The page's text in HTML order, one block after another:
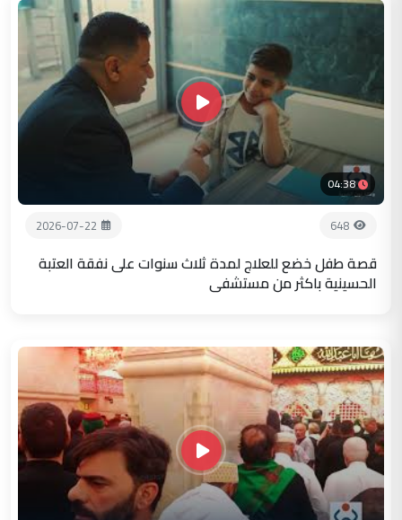
04:38
648
2026-07-22
قصة طفل خضع للعلاج لمدة ثلاث سنوات على نفقة العتبة
الحسينية باكثر من مستشفى